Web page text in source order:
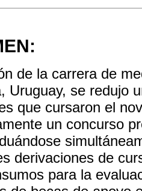
de la carrera de
Uruguay, se redujo
que cursaron el
un concurso
derivaciones de
para la